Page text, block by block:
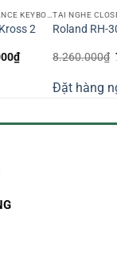
2
₫Giá
hiện
15.000.000₫.
TAI NGHE
Roland RH-
8.260.000₫
Đặt hàng